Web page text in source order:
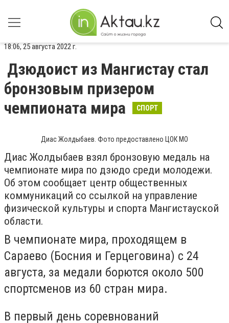
18:06, 25 августа 2022 г.
Дзюдоист из Мангистау стал
бронзовым призером
чемпионата мира
СПОРТ
Диас Жолдыбаев. Фото предоставлено ЦОК МО
Диас Жолдыбаев взял бронзовую медаль на
чемпионате мира по дзюдо среди молодежи.
Об этом сообщает центр общественных
коммуникаций со ссылкой на управление
физической культуры и спорта Мангистауской
области.
В чемпионате мира, проходящем в
Сараево (Босния и Герцеговина) с 24
августа, за медали борются около 500
спортсменов из 60 стран мира.
В первый день соревнований